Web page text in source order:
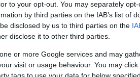
to your opt-out. You may separately
by third parties on the IAB’s list of
disclosed by us to third parties on the
disclose it to other third parties.
or more Google services and may
visit or usage behaviour. You may
tags to use your data for below
távozik a magyar férfi
NB I idei bajnoka, az NHSZ-